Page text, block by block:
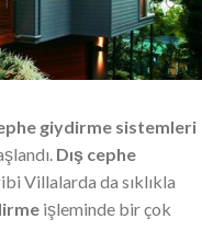
giydirme sistemleri
Dış cephe
Villalarda da sıklıkla
işleminde bir çok